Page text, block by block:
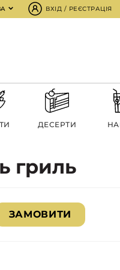
ВХІД / РЕЄСТРАЦІЯ
ДЕСЕРТИ
гриль
ЗАМОВИТИ